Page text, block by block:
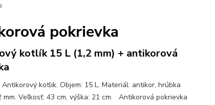
pokrievka
kotlík 15 L (1,2 mm) + antikorová
kotlik. Objem: 15 L. Materiál: antikor, hrúbka
mm. Veľkosť: 43 cm, výška: 21 cm. Antikorová pokrievka